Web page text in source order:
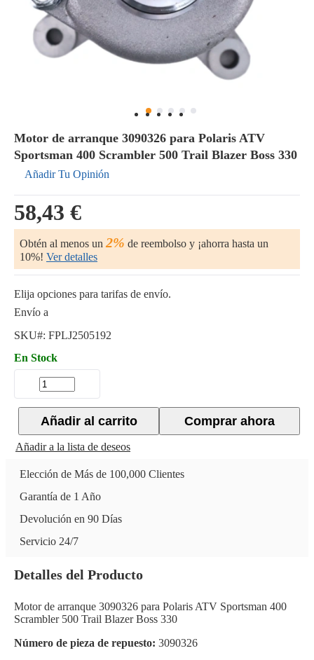
Motor de arranque 3090326 para Polaris ATV
Sportsman 400 Scrambler 500 Trail Blazer Boss 330
Añadir Tu Opinión
58,43 €
Obtén al menos un 2% de reembolso y ¡ahorra hasta un
10%! Ver detalles
Elija opciones para tarifas de envío.
Envío a
SKU#: FPLJ2505192
En Stock
Comprar ahora
Añadir al carrito
Añadir a la lista de deseos
Elección de Más de 100,000 Clientes
Garantía de 1 Año
Devolución en 90 Días
Servicio 24/7
Detalles del Producto
Motor de arranque 3090326 para Polaris ATV Sportsman 400
Scrambler 500 Trail Blazer Boss 330
Número de pieza de repuesto: 3090326